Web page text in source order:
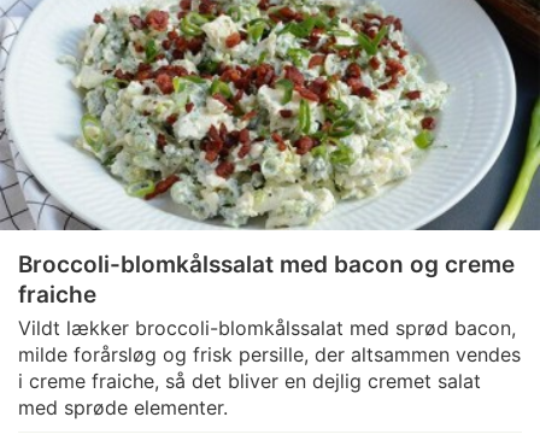
Broccoli-blomkålssalat med bacon og creme
fraiche
Vildt lækker broccoli-blomkålssalat med sprød bacon,
milde forårsløg og frisk persille, der altsammen vendes
i creme fraiche, så det bliver en dejlig cremet salat
med sprøde elementer.